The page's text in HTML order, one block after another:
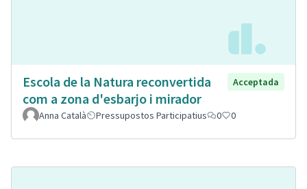
Escola de la Natura reconvertida
com a zona d'esbarjo i mirador
Acceptada
Anna Català Pressupostos Participatius 0 0